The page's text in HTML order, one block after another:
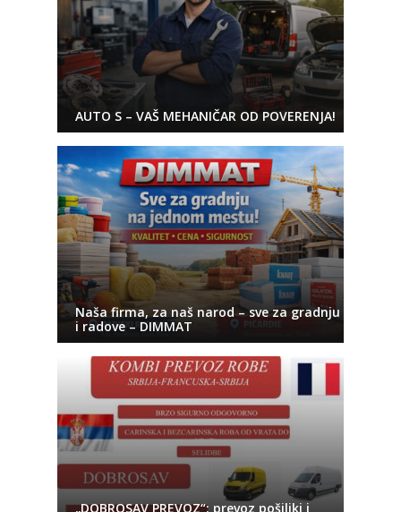
AUTO S – VAŠ MEHANIČAR OD POVERENJA!
Naša firma, za naš narod – sve za gradnju
i radove – DIMMAT
„DOBROSAV PREVOZ“: prevoz pošiljki i